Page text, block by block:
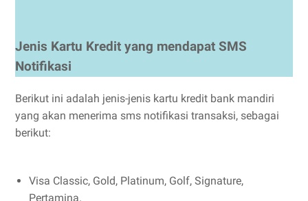
Jenis Kartu Kredit yang mendapat SMS
Notifikasi
Berikut ini adalah jenis-jenis kartu kredit bank mandiri
yang akan menerima sms notifikasi transaksi, sebagai
berikut:
Visa Classic, Gold, Platinum, Golf, Signature,
Pertamina.